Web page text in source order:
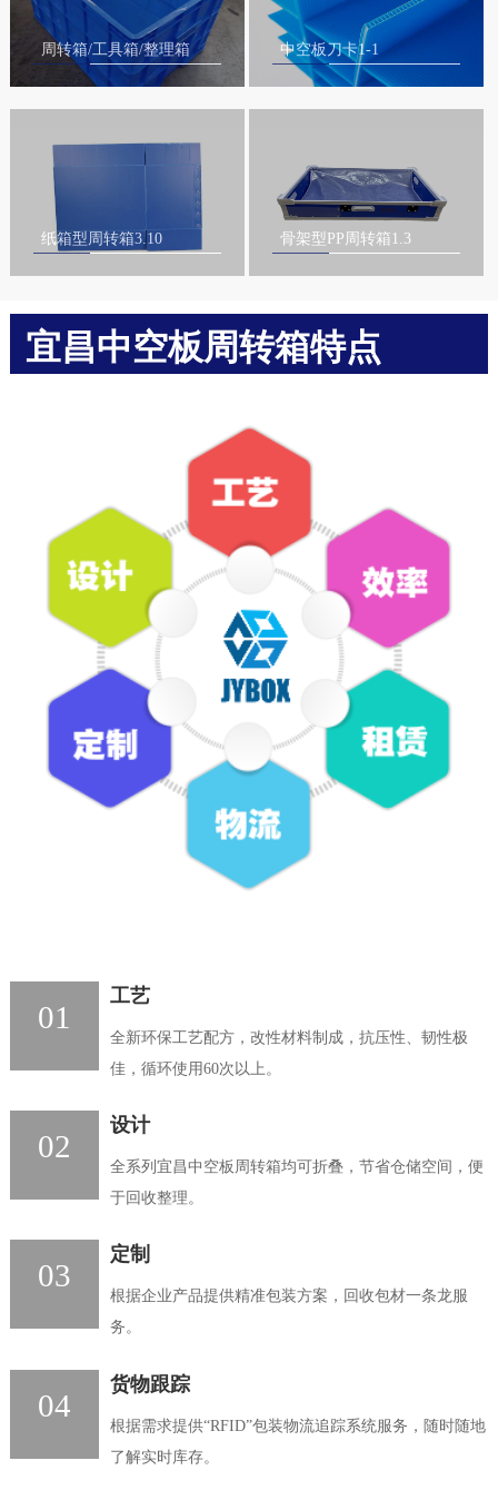
周转箱/工具箱/整理箱 中空板刀卡1-1
纸箱型周转箱3.10 骨架型PP周转箱1.3
宜昌中空板周转箱特点
01
工艺
全新环保工艺配方，改性材料制成，抗压性、韧性极
佳，循环使用60次以上。
02
设计
全系列宜昌中空板周转箱均可折叠，节省仓储空间，便
于回收整理。
03
定制
根据企业产品提供精准包装方案，回收包材一条龙服
务。
04
货物跟踪
根据需求提供“RFID”包装物流追踪系统服务，随时随地
了解实时库存。